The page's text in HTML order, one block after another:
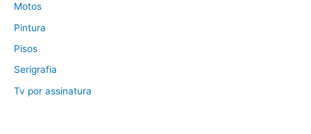
Motos
Pintura
Pisos
Serigrafia
Tv por assinatura